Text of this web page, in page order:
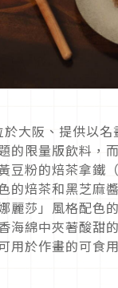
大阪、提供以名
的限量版飲料，
豆粉的焙茶拿鐵
的焙茶和黑芝麻
麗莎」風格配色
海綿中夾著酸甜
用於作畫的可食